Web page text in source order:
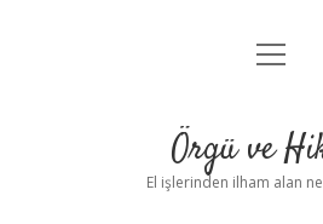
Anasayfa
Yasal Uyarı
menüyü
Örgü ve
El işlerinden ilham alan